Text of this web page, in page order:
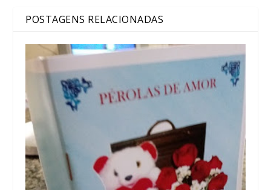
POSTAGENS RELACIONADAS